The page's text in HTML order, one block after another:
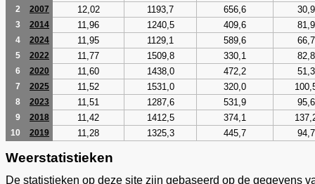
2 2007 12,02 1193,7 656,6 30,9
3 2014 11,96 1240,5 409,6 81,9
4 2024 11,95 1129,1 589,6 66,7
5 2022 11,77 1509,8 330,1 82,8
6 2020 11,60 1438,0 472,2 51,3
7 2025 11,52 1531,0 320,0
8 2023 11,51 1287,6 531,9 95,6
9 2018 11,42 1412,5 374,1
10 2019 11,28 1325,3 445,7 94,7
Weerstatistieken
De statistieken op deze site zijn gebaseerd op de gegevens